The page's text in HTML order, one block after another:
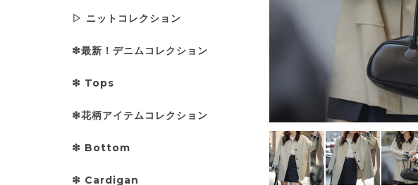
▷ ニットコレクション
❇︎最新！デニムコレクション
❇︎ Tops
❇︎花柄アイテムコレクション
❇︎ Bottom
❇︎ Cardigan